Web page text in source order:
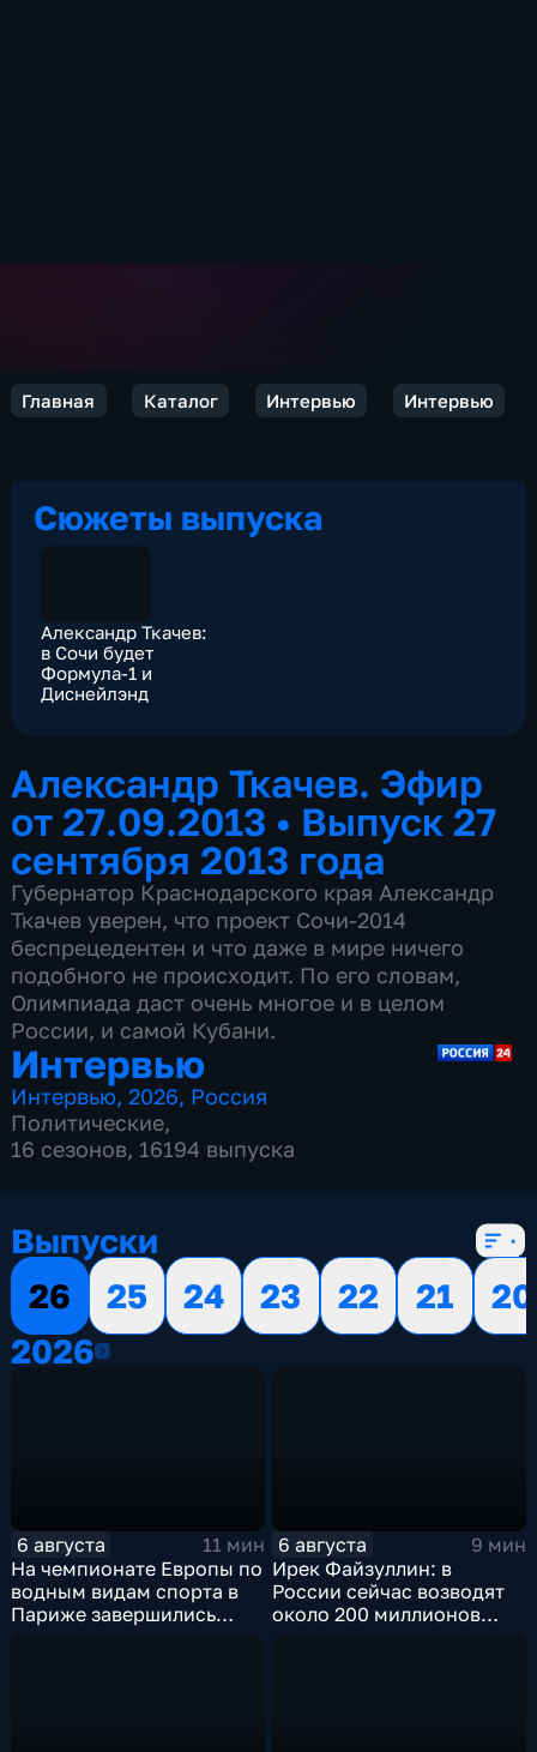
Главная Каталог Интервью Интервью
Сюжеты выпуска
Александр Ткачев:
в Сочи будет
Формула-1 и
Диснейлэнд
Александр Ткачев. Эфир
от 27.09.2013 • Выпуск 27
сентября 2013 года
Губернатор Краснодарского края Александр
Ткачев уверен, что проект Сочи-2014
беспрецедентен и что даже в мире ничего
подобного не происходит. По его словам,
Олимпиада даст очень многое и в целом
России, и самой Кубани.
Интервью
Интервью,2026, Россия
Политические,
16 сезонов, 16194 выпуска
Выпуски
26
25 24 23 22 21
20
20262026
6 августа
11 мин
На чемпионате Европы по
водным видам спорта в
Париже завершились
6 августа
9 мин
Ирек Файзуллин: в
России сейчас возводят
около 200 миллионов